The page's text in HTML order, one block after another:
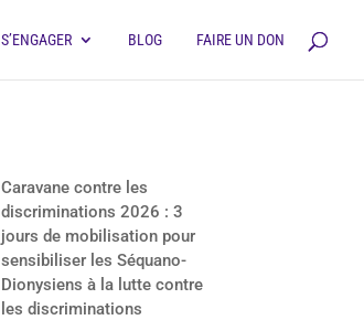
S’ENGAGER BLOG FAIRE UN DON
Caravane contre les
discriminations 2026 : 3
jours de mobilisation pour
sensibiliser les Séquano-
Dionysiens à la lutte contre
les discriminations